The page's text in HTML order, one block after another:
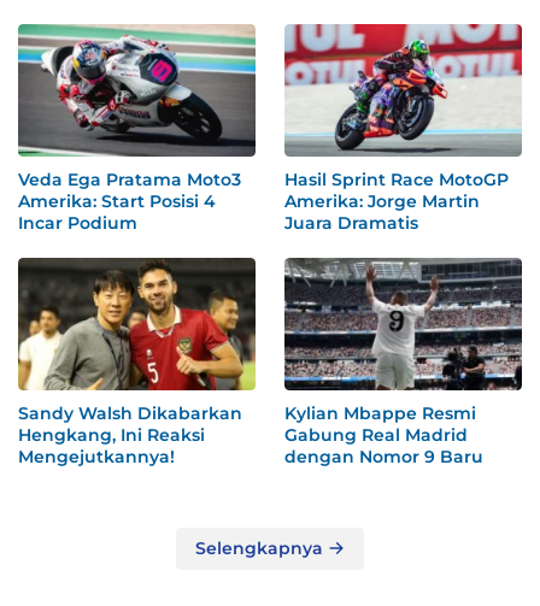
Veda Ega Pratama Moto3
Amerika: Start Posisi 4
Incar Podium
Hasil Sprint Race MotoGP
Amerika: Jorge Martin
Juara Dramatis
Sandy Walsh Dikabarkan
Hengkang, Ini Reaksi
Mengejutkannya!
Kylian Mbappe Resmi
Gabung Real Madrid
dengan Nomor 9 Baru
Selengkapnya